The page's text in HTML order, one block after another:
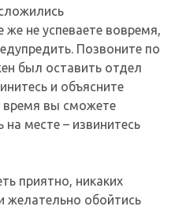
же не успеваете вовремя,
Позвоните по
был оставить отдел
и объясните
время вы сможете
на месте – извинитесь
приятно, никаких
желательно обойтись